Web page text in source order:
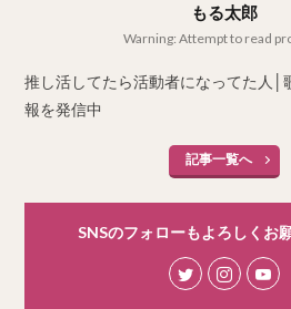
もる太郎
Warning: Attempt to read
推し活してたら活動者になってた人│
報を発信中
記事一覧へ
SNSのフォローもよろしくお